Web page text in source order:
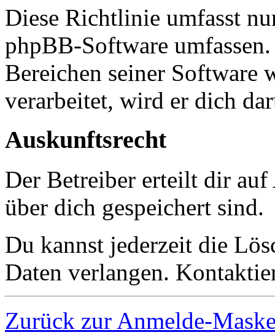
Diese Richtlinie umfasst
phpBB-Software
Bereichen seiner Software
verarbeitet, wird er dich
Auskunftsrecht
Der Betreiber erteilt dir
über dich gespeichert sind.
Du kannst jederzeit die
Daten verlangen.
Zurück zur Anmelde-